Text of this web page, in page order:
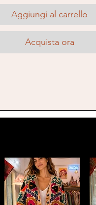
Aggiungi al carrello
Acquista ora